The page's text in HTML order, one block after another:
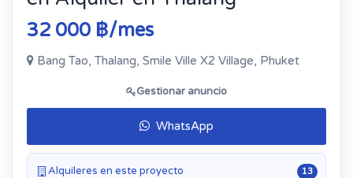
32 000 ฿/mes
Bang Tao, Thalang, Smile Ville X2 Village, Phuket
Gestionar anuncio
WhatsApp
Alquileres en este proyecto 13